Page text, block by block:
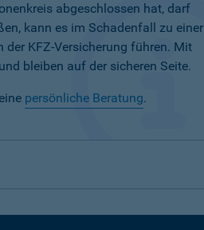
abgeschlossen hat, darf
kann es im Schadenfall zu einer
KFZ-Versicherung führen. Mit
bleiben auf der sicheren Seite.
persönliche Beratung.